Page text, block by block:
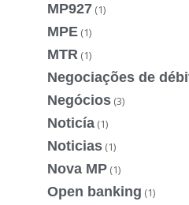
MP927 (1)
MPE (1)
MTR (1)
Negociações de
Negócios (3)
Noticía (1)
Noticias (1)
Nova MP (1)
Open banking (1)